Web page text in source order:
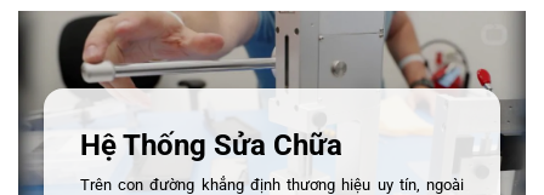
Hệ Thống Sửa Chữa
Trên con đường khẳng định thương hiệu uy tín, ngoài